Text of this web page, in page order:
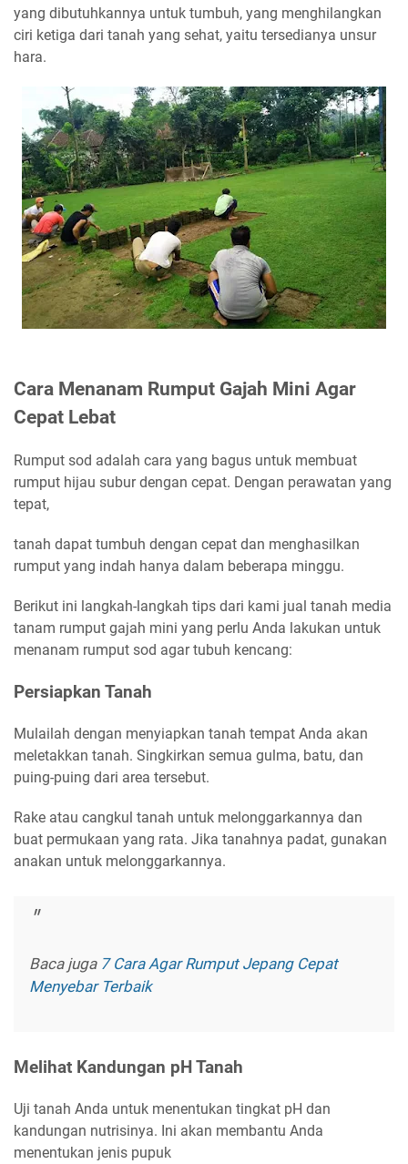
yang dibutuhkannya untuk tumbuh, yang menghilangkan
ciri ketiga dari tanah yang sehat, yaitu tersedianya unsur
hara.
Cara Menanam Rumput Gajah Mini Agar
Cepat Lebat
Rumput sod adalah cara yang bagus untuk membuat
rumput hijau subur dengan cepat. Dengan perawatan yang
tepat,
tanah dapat tumbuh dengan cepat dan menghasilkan
rumput yang indah hanya dalam beberapa minggu.
Berikut ini langkah-langkah tips dari kami jual tanah media
tanam rumput gajah mini yang perlu Anda lakukan untuk
menanam rumput sod agar tubuh kencang:
Persiapkan Tanah
Mulailah dengan menyiapkan tanah tempat Anda akan
meletakkan tanah. Singkirkan semua gulma, batu, dan
puing-puing dari area tersebut.
Rake atau cangkul tanah untuk melonggarkannya dan
buat permukaan yang rata. Jika tanahnya padat, gunakan
anakan untuk melonggarkannya.
Baca juga 7 Cara Agar Rumput Jepang Cepat
Menyebar Terbaik
Melihat Kandungan pH Tanah
Uji tanah Anda untuk menentukan tingkat pH dan
kandungan nutrisinya. Ini akan membantu Anda
menentukan jenis pupuk